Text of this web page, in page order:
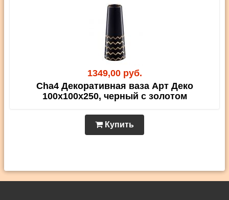
1349,00 руб.
Cha4 Декоративная ваза Арт Деко
100х100х250, черный с золотом
Купить